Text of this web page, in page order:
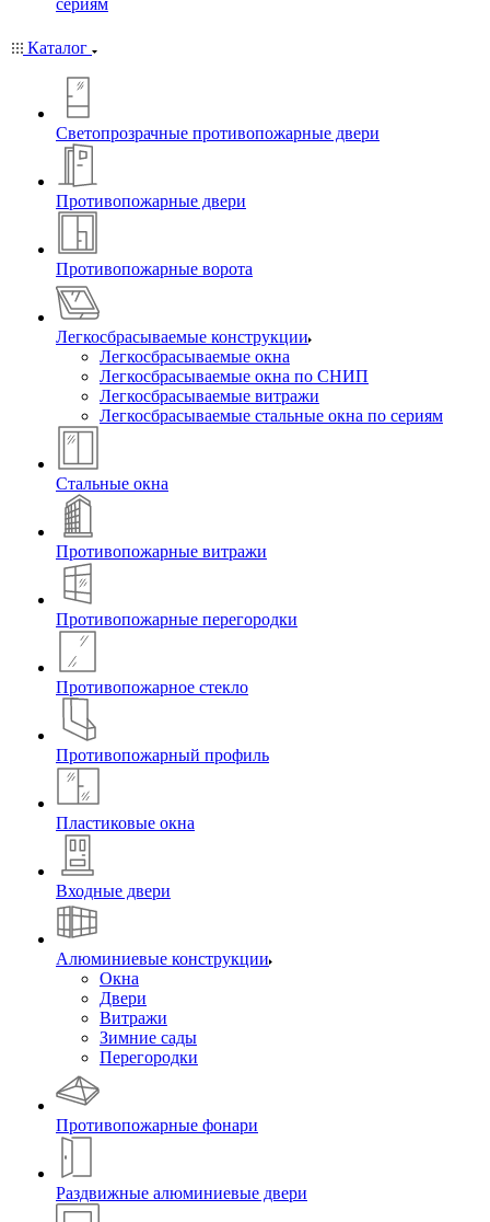
сериям
Каталог
Светопрозрачные противопожарные двери
Противопожарные двери
Противопожарные ворота
Легкосбрасываемые конструкции
Легкосбрасываемые окна
Легкосбрасываемые окна по СНИП
Легкосбрасываемые витражи
Легкосбрасываемые стальные окна по сериям
Стальные окна
Противопожарные витражи
Противопожарные перегородки
Противопожарное стекло
Противопожарный профиль
Пластиковые окна
Входные двери
Алюминиевые конструкции
Окна
Двери
Витражи
Зимние сады
Перегородки
Противопожарные фонари
Раздвижные алюминиевые двери